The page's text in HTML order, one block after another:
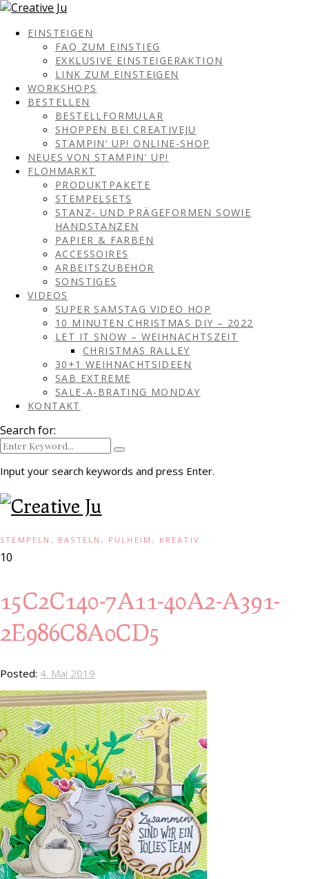
EINSTEIGEN
FAQ ZUM EINSTIEG
EXKLUSIVE EINSTEIGERAKTION
LINK ZUM EINSTEIGEN
WORKSHOPS
BESTELLEN
BESTELLFORMULAR
SHOPPEN BEI CREATIVEJU
STAMPIN‘ UP! ONLINE-SHOP
NEUES VON STAMPIN‘ UP!
FLOHMARKT
PRODUKTPAKETE
STEMPELSETS
STANZ- UND PRÄGEFORMEN SOWIE
HANDSTANZEN
PAPIER & FARBEN
ACCESSOIRES
ARBEITSZUBEHÖR
SONSTIGES
VIDEOS
SUPER SAMSTAG VIDEO HOP
10 MINUTEN CHRISTMAS DIY – 2022
LET IT SNOW – WEIHNACHTSZEIT
CHRISTMAS RALLEY
30+1 WEIHNACHTSIDEEN
SAB EXTREME
SALE-A-BRATING MONDAY
KONTAKT
Search for:
Input your search keywords and press Enter.
STEMPELN, BASTELN, PULHEIM, KREATIV
10
15C2C140-7A11-40A2-A391-
2E986C8A0CD5
Posted: 4. Mai 2019